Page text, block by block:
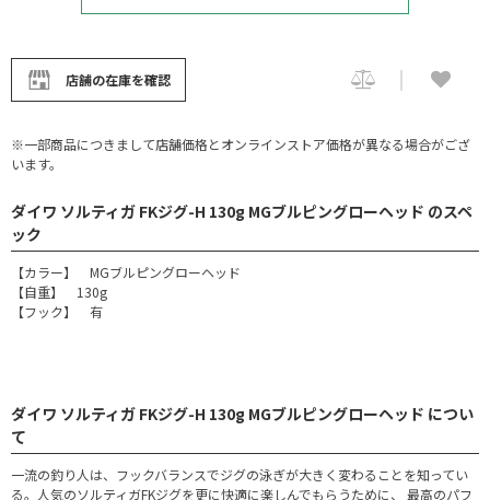
店舗の在庫を確認
※一部商品につきまして店舗価格とオンラインストア価格が異なる場合がござ
います。
ダイワ ソルティガ FKジグ-H 130g MGブルピングローヘッド のスペ
ック
【カラー】 MGブルピングローヘッド
【自重】 130g
【フック】 有
ダイワ ソルティガ FKジグ-H 130g MGブルピングローヘッド につい
て
一流の釣り人は、フックバランスでジグの泳ぎが大きく変わることを知ってい
る。人気のソルティガFKジグを更に快適に楽しんでもらうために、 最高のパフ